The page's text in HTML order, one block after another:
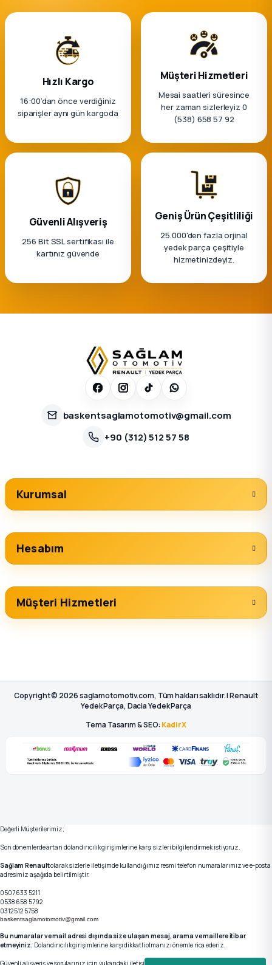
Hızlı Kargo
16:00’dan önce verdiğiniz
siparişler aynı gün kargoda
Müşteri Hizmetleri
Mesai saatleri süresince
her zaman sizlerleyiz 0
(538) 658 57 92
Güvenli Alışveriş
256 Bit SSL sertifikası ile
kartınız güvende
Geniş Ürün Çeşitliliği
25.000'den fazla orjinal
yedek parça çeşitiyle
hizmetinizdeyiz.
baskentsaglamotomotiv@gmail.com
+90 (312) 512 57 58
Kurumsal
Hesabım
Müşteri Hizmetleri
Copyright © 2026 saglamotomotiv.com, Tüm hakları saklıdır. | Renault
Yedek Parça, Dacia Yedek Parça
Tema Tasarım & SEO: KadirX
Değerli Müşterilerimiz;
Son dönemlerde artan dolandırıcılık girişimlerine karşı sizleri bilgilendirmek istiyoruz.
Sağlam Renaultolarak sizlerle iletişimde kullandığımız resmi telefon numaralarımız ve e-posta
adresimiz aşağıda belirtilmiştir.
0507 633 5211
0538 658 5792
0312 512 5758
baskentsaglamotomotiv@gmail.com
Bu numaralar ve mail adresi dışında size ulaşan mesaj, arama ve maillere itibar
etmeyiniz. Dolandırıcılık girişimlerine karşı dikkatli olmanızı önemle rica ederiz.